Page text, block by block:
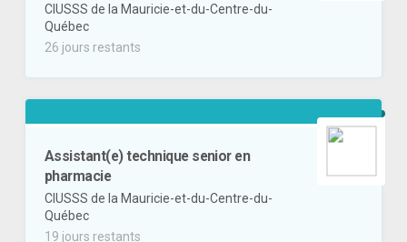
CIUSSS de la Mauricie-et-du-Centre-du-
Québec
26 jours restants
Assistant(e) technique senior en
pharmacie
CIUSSS de la Mauricie-et-du-Centre-du-
Québec
19 jours restants